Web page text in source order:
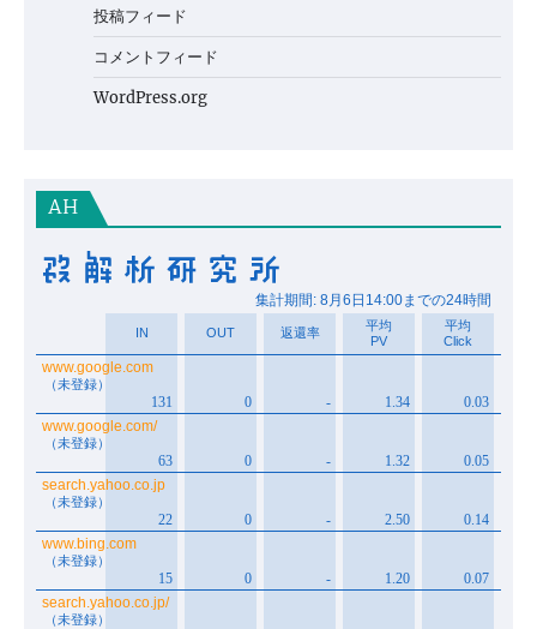
投稿フィード
コメントフィード
WordPress.org
AH